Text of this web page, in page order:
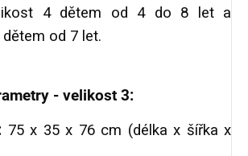
4 dětem od 4 do 8 let a
od 7 let.
- velikost 3:
75 x 35 x 76 cm (délka x šířka x